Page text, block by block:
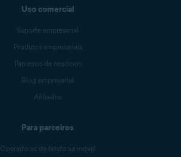
Uso comercial
Suporte empresarial
Produtos empresariais
Parceiros de negócios
Blog empresarial
Afiliados
Para parceiros
Operadoras de telefonia móvel